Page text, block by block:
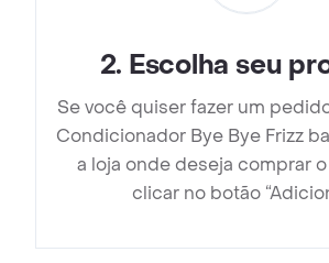
2. Escolha seu
Se você quiser fazer um
Condicionador Bye Bye Frizz
a loja onde deseja comprar
clicar no botão